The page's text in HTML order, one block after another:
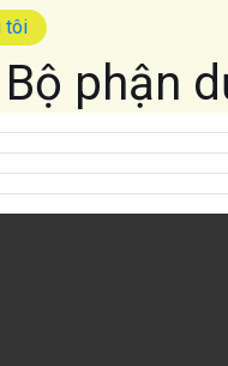
tôi
Bộ phận